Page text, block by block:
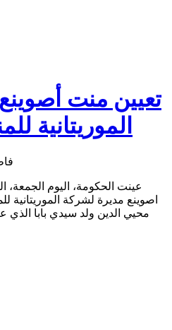
تعيين منت
الموريتانية
عينت الحكومة، اليوم الجمعة،
اصوينع مديرة لشركة الموريتانية
محيي الدين ولد سيدي بابا الذي